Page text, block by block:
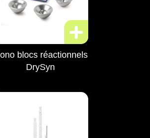
blocs réactionnels
DrySyn